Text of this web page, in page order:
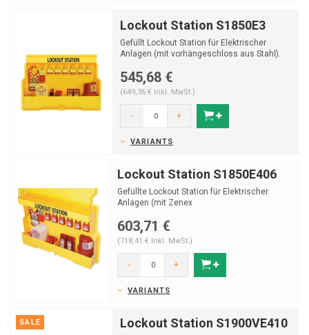
Lockout Station S1850E3
Gefüllt Lockout Station für Elektrischer
Anlagen (mit vorhängeschloss aus Stahl).
545,68 €
(649,36 € Inkl. MwSt.)
- +
VARIANTS
Lockout Station S1850E406
Gefüllte Lockout Station für Elektrischer
Anlagen (mit Zenex
603,71 €
(718,41 € Inkl. MwSt.)
- +
VARIANTS
SALE Lockout Station S1900VE410